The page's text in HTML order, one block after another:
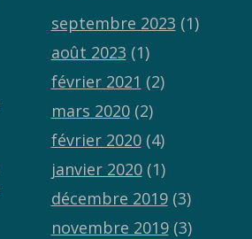
septembre 2023 (1)
août 2023 (1)
février 2021 (2)
mars 2020(2)
février 2020(4)
janvier 2020(1)
décembre 2019(3)
novembre 2019(3)